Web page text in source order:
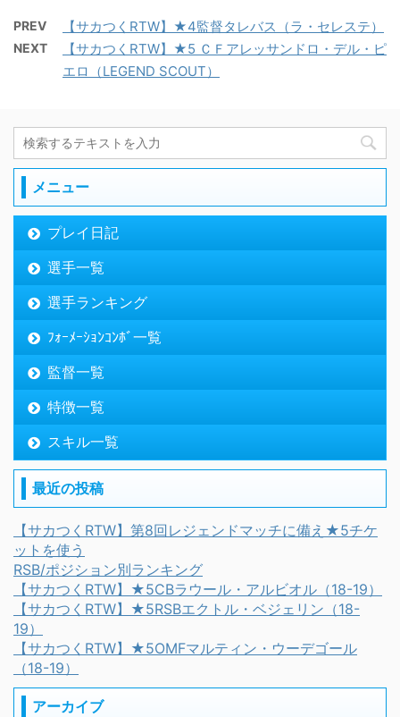
PREV 【サカつくRTW】★4監督タレバス（ラ・セレステ）
NEXT
【サカつくRTW】★5 ＣＦアレッサンドロ・デル・ピ
エロ（LEGEND SCOUT）
メニュー
プレイ日記
選手一覧
選手ランキング
ﾌｫｰﾒｰｼｮﾝｺﾝﾎﾞ一覧
監督一覧
特徴一覧
スキル一覧
最近の投稿
【サカつくRTW】第8回レジェンドマッチに備え★5チケ
ットを使う
RSB/ポジション別ランキング
【サカつくRTW】★5CBラウール・アルビオル（18-19）
【サカつくRTW】★5RSBエクトル・ベジェリン（18-
19）
【サカつくRTW】★5OMFマルティン・ウーデゴール
（18-19）
アーカイブ